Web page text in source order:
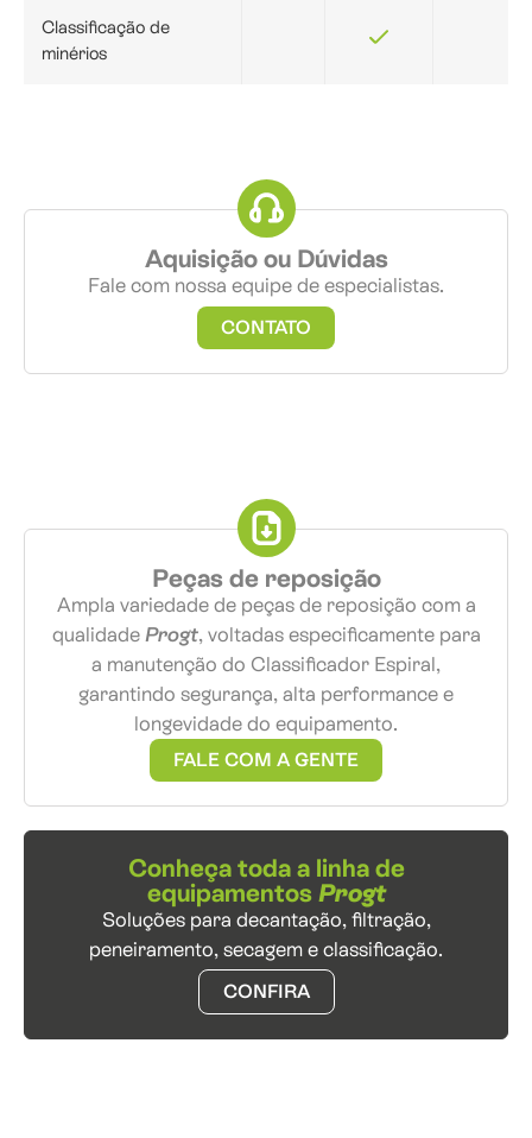
Classificação de
minérios
Aquisição ou Dúvidas
Fale com nossa equipe de especialistas.
CONTATO
Peças de reposição
Ampla variedade de peças de reposição com a
qualidade Progt, voltadas especificamente para
a manutenção do Classificador Espiral,
garantindo segurança, alta performance e
longevidade do equipamento.
FALE COM A GENTE
Conheça toda a linha de
equipamentos Progt
Soluções para decantação, filtração,
peneiramento, secagem e classificação.
CONFIRA